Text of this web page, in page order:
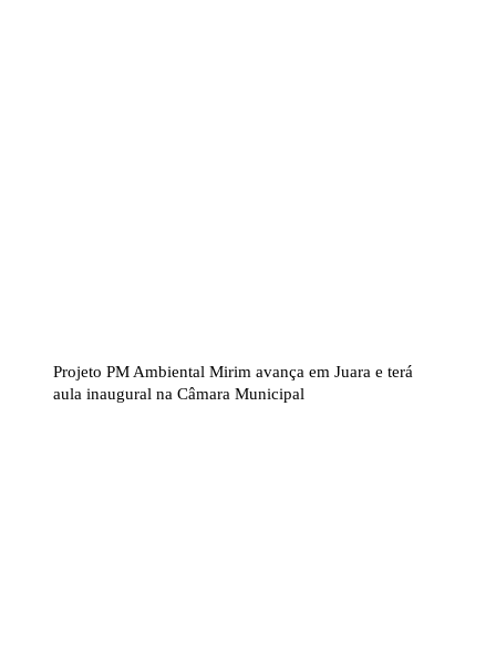
Projeto PM Ambiental Mirim avança em Juara e terá
aula inaugural na Câmara Municipal